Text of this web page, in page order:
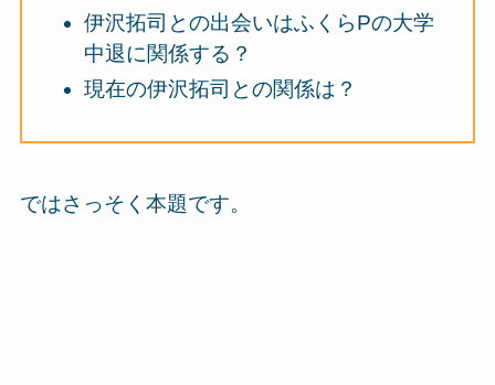
伊沢拓司との出会いはふくらPの大学
中退に関係する？
現在の伊沢拓司との関係は？
ではさっそく本題です。